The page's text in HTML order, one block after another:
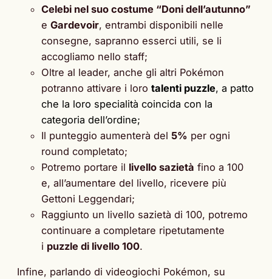
Celebi nel suo costume “Doni dell’autunno”
e Gardevoir, entrambi disponibili nelle
consegne, sapranno esserci utili, se li
accogliamo nello staff;
Oltre al leader, anche gli altri Pokémon
potranno attivare i loro talenti puzzle, a patto
che la loro specialità coincida con la
categoria dell’ordine;
Il punteggio aumenterà del 5% per ogni
round completato;
Potremo portare il livello sazietà fino a 100
e, all’aumentare del livello, ricevere più
Gettoni Leggendari;
Raggiunto un livello sazietà di 100, potremo
continuare a completare ripetutamente
i puzzle di livello 100.
Infine, parlando di videogiochi Pokémon, su